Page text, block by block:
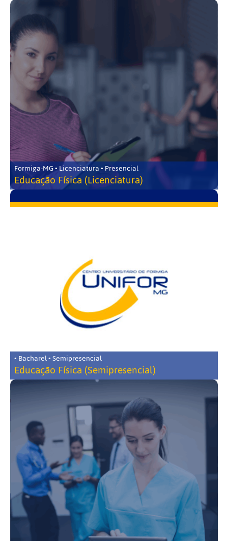
Formiga-MG • Licenciatura • Presencial
Educação Física (Licenciatura)
• Bacharel • Semipresencial
Educação Física (Semipresencial)